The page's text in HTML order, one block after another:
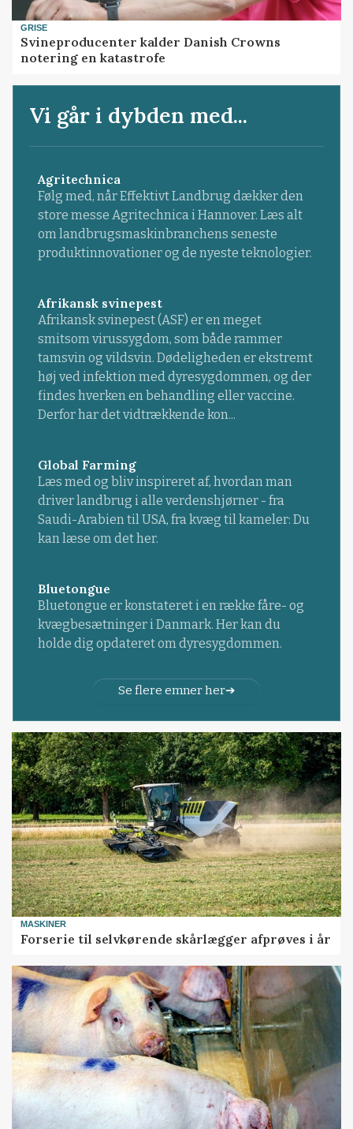
GRISE
Svineproducenter kalder Danish Crowns
notering en katastrofe
Vi går i dybden med...
Agritechnica
Følg med, når Effektivt Landbrug dækker den
store messe Agritechnica i Hannover. Læs alt
om landbrugsmaskinbranchens seneste
produktinnovationer og de nyeste teknologier.
Afrikansk svinepest
Afrikansk svinepest (ASF) er en meget
smitsom virussygdom, som både rammer
tamsvin og vildsvin. Dødeligheden er ekstremt
høj ved infektion med dyresygdommen, og der
findes hverken en behandling eller vaccine.
Derfor har det vidtrækkende kon...
Global Farming
Læs med og bliv inspireret af, hvordan man
driver landbrug i alle verdenshjørner - fra
Saudi-Arabien til USA, fra kvæg til kameler: Du
kan læse om det her.
Bluetongue
Bluetongue er konstateret i en række fåre- og
kvægbesætninger i Danmark. Her kan du
holde dig opdateret om dyresygdommen.
Se flere emner her
MASKINER
Forserie til selvkørende skårlægger afprøves i år